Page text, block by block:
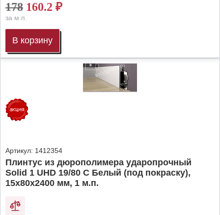
178 160.2 ₽
за м.п.
В корзину
Артикул: 1412354
Плинтус из дюрополимера ударопрочный
Solid 1 UHD 19/80 C Белый (под покраску),
15х80х2400 мм, 1 м.п.